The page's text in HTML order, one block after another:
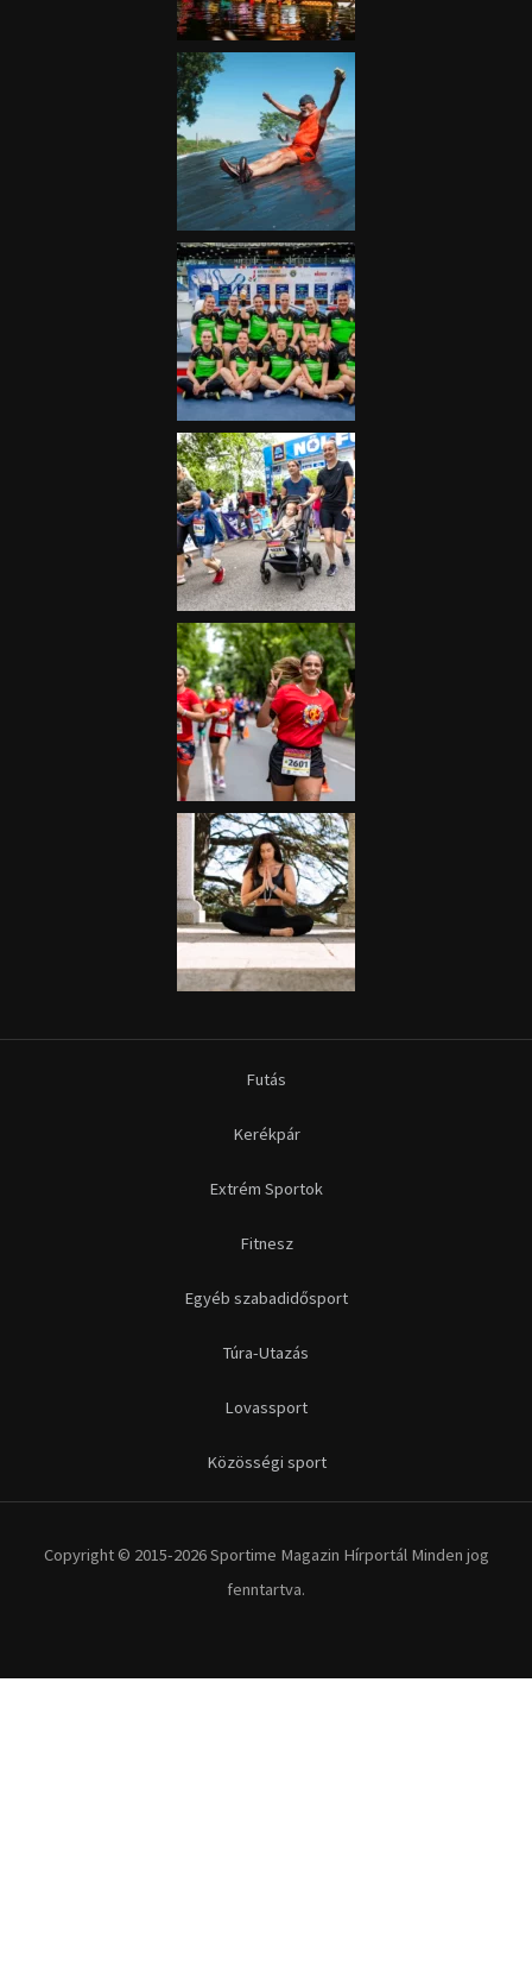
Futás
Kerékpár
Extrém Sportok
Fitnesz
Egyéb szabadidősport
Túra-Utazás
Lovassport
Közösségi sport
Copyright © 2015-2026 Sportime Magazin Hírportál Minden jog
fenntartva.